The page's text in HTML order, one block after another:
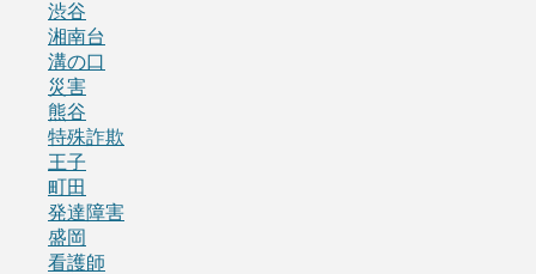
渋谷
湘南台
溝の口
災害
熊谷
特殊詐欺
王子
町田
発達障害
盛岡
看護師